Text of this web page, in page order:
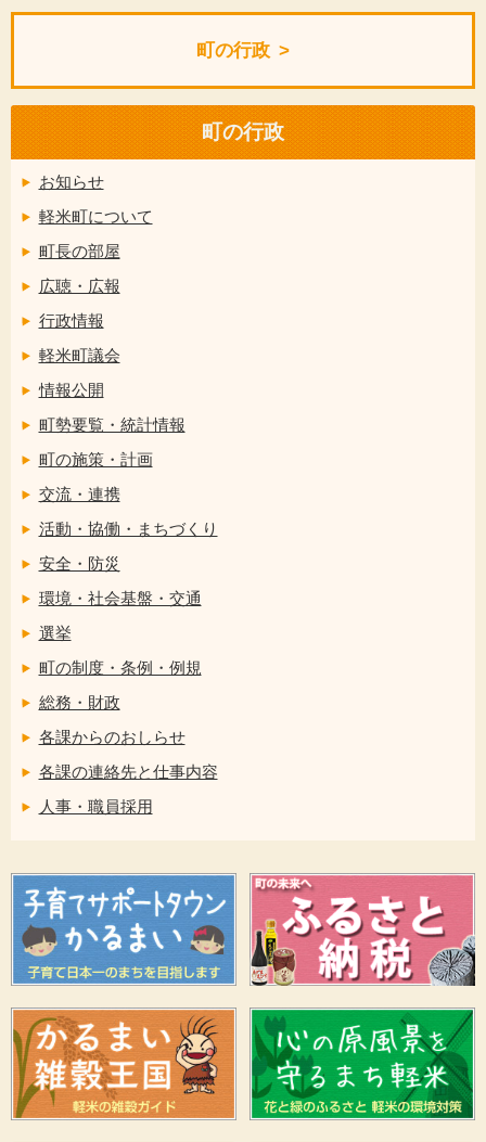
町の行政
町の行政
お知らせ
軽米町について
町長の部屋
広聴・広報
行政情報
軽米町議会
情報公開
町勢要覧・統計情報
町の施策・計画
交流・連携
活動・協働・まちづくり
安全・防災
環境・社会基盤・交通
選挙
町の制度・条例・例規
総務・財政
各課からのおしらせ
各課の連絡先と仕事内容
人事・職員採用